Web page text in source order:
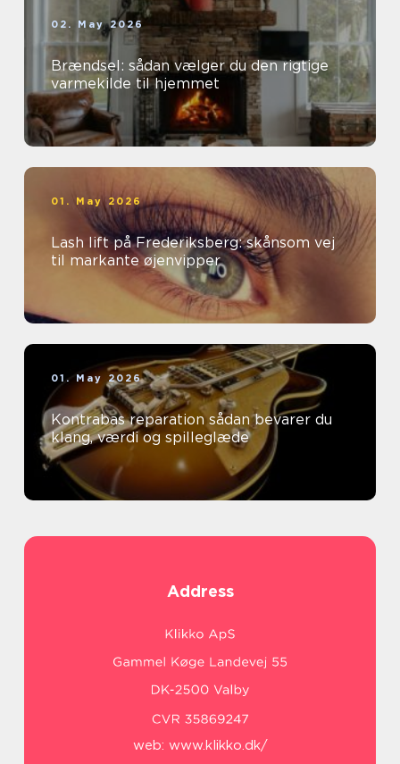
02. May 2026
Brændsel: sådan vælger du den rigtige
varmekilde til hjemmet
01. May 2026
Lash lift på Frederiksberg: skånsom vej
til markante øjenvipper
01. May 2026
Kontrabas reparation sådan bevarer du
klang, værdi og spilleglæde
Address
web: www.klikko.dk/